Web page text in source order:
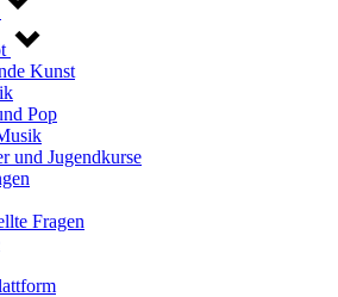
Kunst
Pop
und Jugendkurse
Fragen